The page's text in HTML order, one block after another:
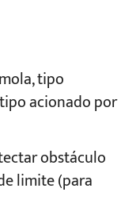
tipo
acionado por
obstáculo
limite (para